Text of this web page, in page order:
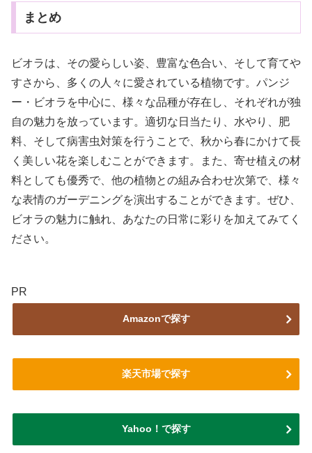
まとめ
ビオラは、その愛らしい姿、豊富な色合い、そして育てや
すさから、多くの人々に愛されている植物です。パンジ
ー・ビオラを中心に、様々な品種が存在し、それぞれが独
自の魅力を放っています。適切な日当たり、水やり、肥
料、そして病害虫対策を行うことで、秋から春にかけて長
く美しい花を楽しむことができます。また、寄せ植えの材
料としても優秀で、他の植物との組み合わせ次第で、様々
な表情のガーデニングを演出することができます。ぜひ、
ビオラの魅力に触れ、あなたの日常に彩りを加えてみてく
ださい。
PR
Amazonで探す
楽天市場で探す
Yahoo！で探す